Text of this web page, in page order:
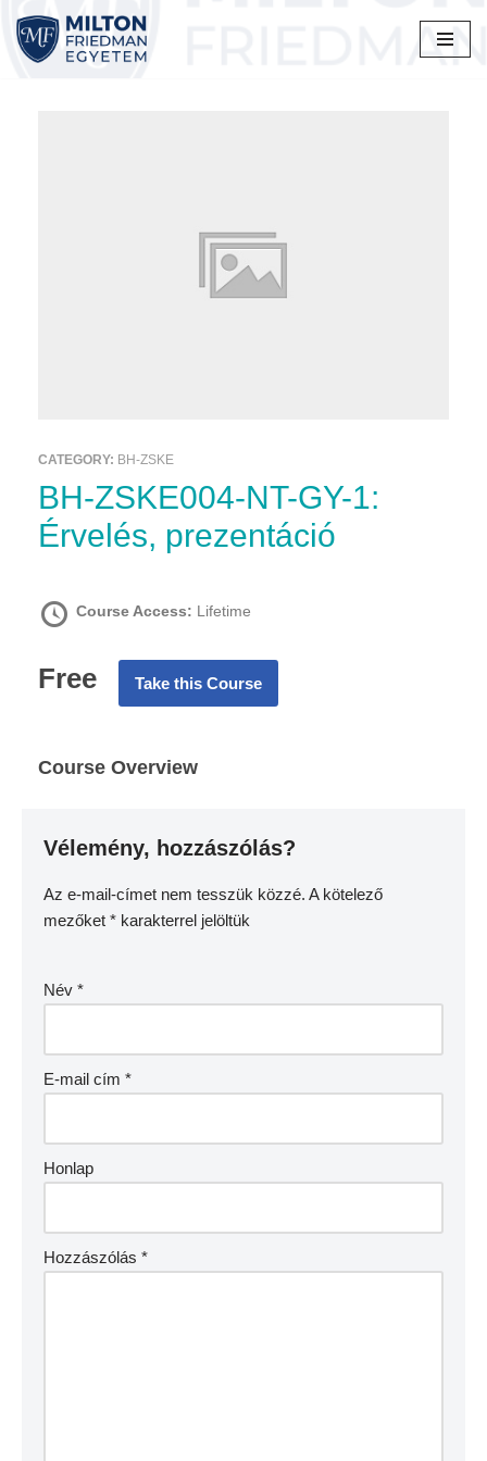
Skip
CATEGORY: BH-ZSKE
BH-ZSKE004-NT-GY-1:
Érvelés, prezentáció
Course Access: Lifetime
Free Take this Course
Course Overview
Vélemény, hozzászólás?
Az e-mail-címet nem tesszük közzé. A kötelező
mezőket * karakterrel jelöltük
Név *
E-mail cím *
Honlap
Hozzászólás *